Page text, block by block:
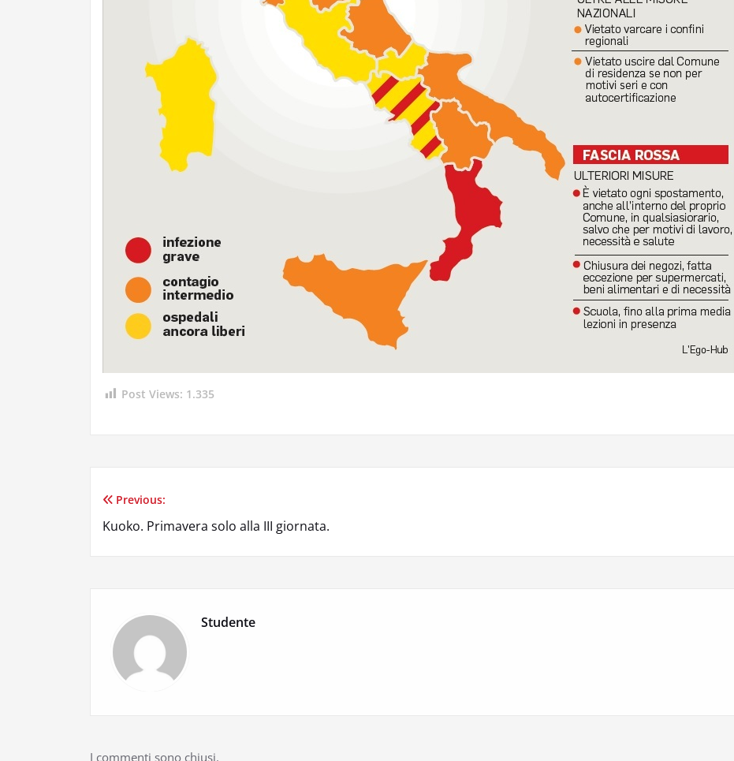
Post Views: 1.335
Navigazione
Previous:
Kuoko. Primavera solo alla III giornata.
Studente
I commenti sono chiusi.